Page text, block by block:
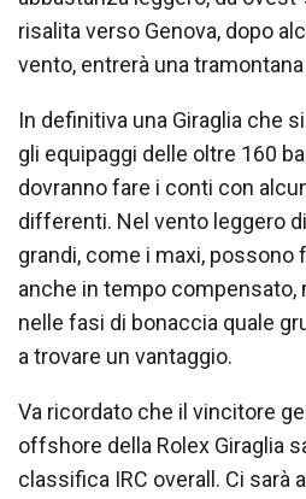
risalita verso Genova, dopo
vento, entrerà una
In definitiva una Giraglia che
gli equipaggi delle oltre 160
dovranno fare i conti con
differenti. Nel vento leggero
grandi, come i maxi, possono
anche in tempo compensato,
nelle fasi di bonaccia quale
a trovare un vantaggio.
Va ricordato che il vincitore
offshore della Rolex Giraglia
classifica IRC overall. Ci sarà